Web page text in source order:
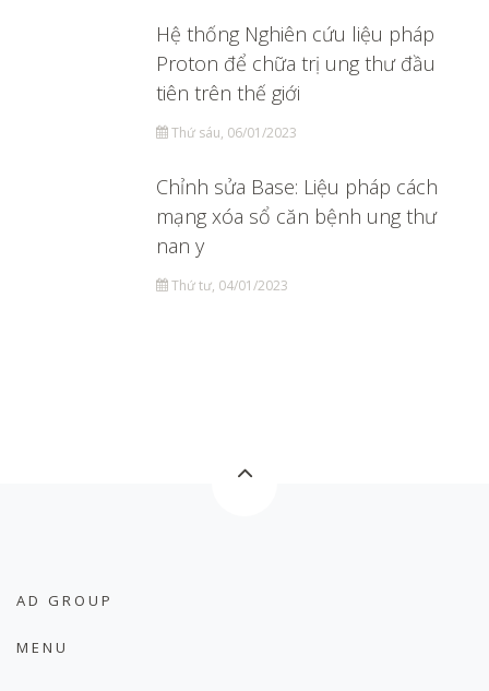
Hệ thống Nghiên cứu liệu pháp
Proton để chữa trị ung thư đầu
tiên trên thế giới
Thứ sáu, 06/01/2023
Chỉnh sửa Base: Liệu pháp cách
mạng xóa sổ căn bệnh ung thư
nan y
Thứ tư, 04/01/2023
AD GROUP
MENU